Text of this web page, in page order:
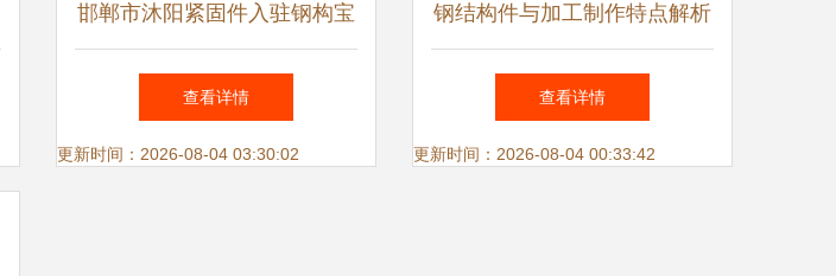
邯郸市沐阳紧固件入驻钢构宝
企业改革，技术与思维缺一不
可
查看详情
更新时间：2026-08-04 03:30:02
钢结构件与加工制作特点解析
——基于山东三维钢结构公司
的实践
查看详情
更新时间：2026-08-04 00:33:42